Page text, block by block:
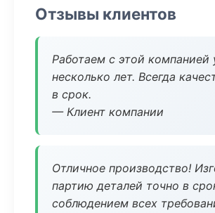
Отзывы клиентов
Работаем с этой компанией
несколько лет. Всегда
в срок.
— Клиент компании
Отличное производство!
партию деталей точно в
соблюдением всех